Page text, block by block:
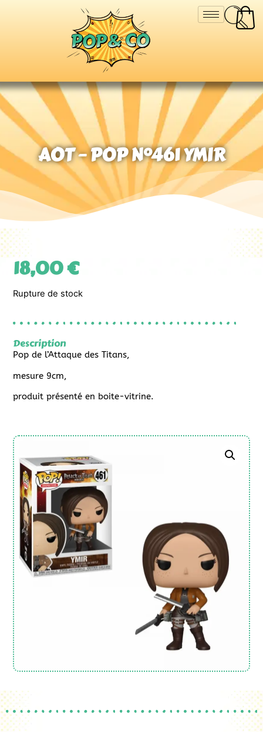
AOT – POP N°461 YMIR
18,00€
Rupture de stock
Description
Pop de l’Attaque des Titans,
mesure 9cm,
produit présenté en boite-vitrine.